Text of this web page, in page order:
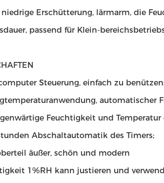
niedrige Erschütterung, lärmarm, die
passend für Klein-
Steuerung, einfach zu
automatischer
Feuchtigkeit und Temperatur
Abschaltautomatik des Timers;
äußer, schön und modern
1%RH kann justieren und